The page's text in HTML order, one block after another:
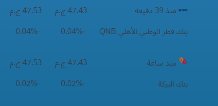
منذ 39 دقيقة
بنك قطر الوطني الأهلي QNB
47.43 ج.م
47.53 ج.م
منذ ساعة
بنك البركة
47.43 ج.م
47.53 ج.م